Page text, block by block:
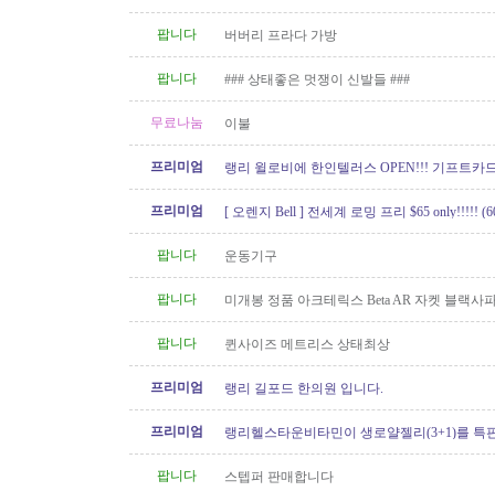
팝니다 버버리 프라다 가방
팝니다 ### 상태좋은 멋쟁이 신발들 ###
무료나눔 이불
프리미엄
랭리 윌로비에 한인텔러스 OPEN!!! 기프트카
프리미엄
[ 오렌지 Bell ] 전세계 로밍 프리 $65 only!!!!!
팝니다 운동기구
팝니다
미개봉 정품 아크테릭스 Beta AR 자켓 블랙사
팝니다
퀸사이즈 메트리스 상태최상
프리미엄 랭리 길포드 한의원 입니다.
프리미엄 랭리헬스타운비타민이 생로얄젤리(3+1)를 특
팝니다 스텝퍼 판매합니다